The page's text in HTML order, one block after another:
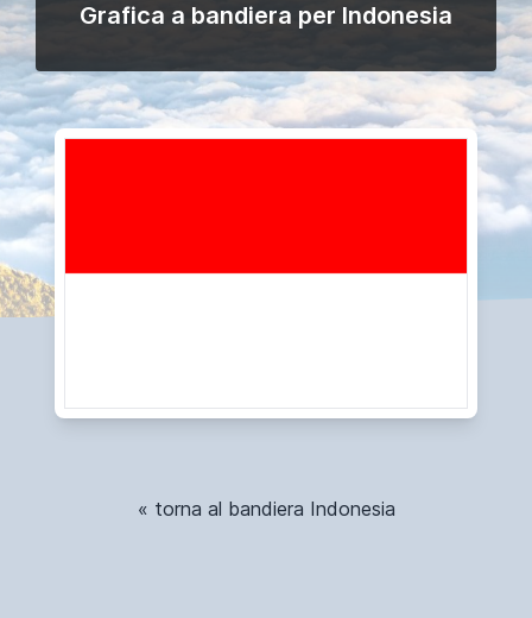
Grafica a bandiera per Indonesia
« torna al bandiera Indonesia